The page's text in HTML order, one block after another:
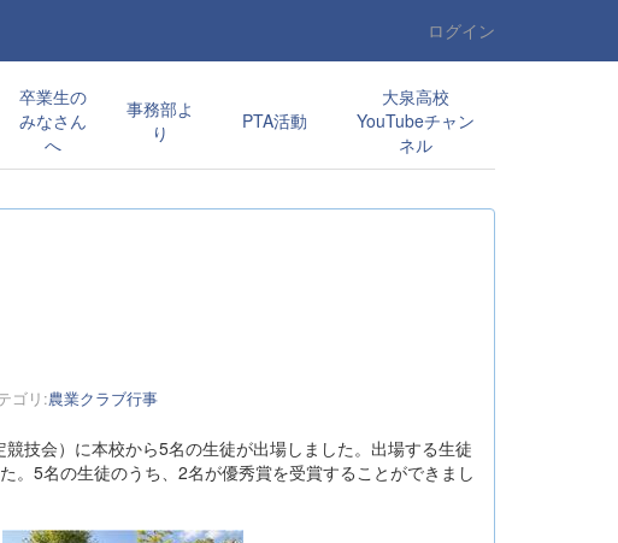
ログイン
卒業生の
みなさん
へ
事務部よ
り
PTA活動
大泉高校
YouTubeチャン
ネル
ゴリ:農業クラブ行事
技会）に本校から5名の生徒が出場しました。出場する生徒
。5名の生徒のうち、2名が優秀賞を受賞することができまし